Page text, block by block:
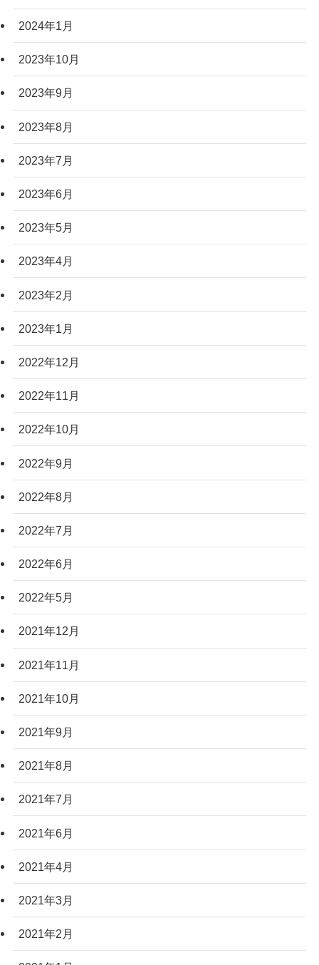
2024年1月
2023年10月
2023年9月
2023年8月
2023年7月
2023年6月
2023年5月
2023年4月
2023年2月
2023年1月
2022年12月
2022年11月
2022年10月
2022年9月
2022年8月
2022年7月
2022年6月
2022年5月
2021年12月
2021年11月
2021年10月
2021年9月
2021年8月
2021年7月
2021年6月
2021年4月
2021年3月
2021年2月